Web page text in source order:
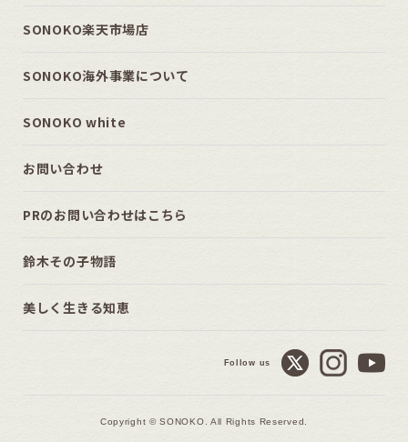
SONOKO楽天市場店
SONOKO海外事業について
SONOKO white
お問い合わせ
PRのお問い合わせはこちら
鈴木その子物語
美しく生きる知恵
Follow us
Copyright © SONOKO. All Rights Reserved.